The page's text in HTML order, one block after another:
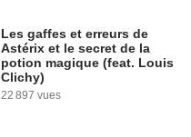
Les gaffes et erreurs de
Astérix et le secret de la
potion magique (feat. Louis
Clichy)
22 897 vues